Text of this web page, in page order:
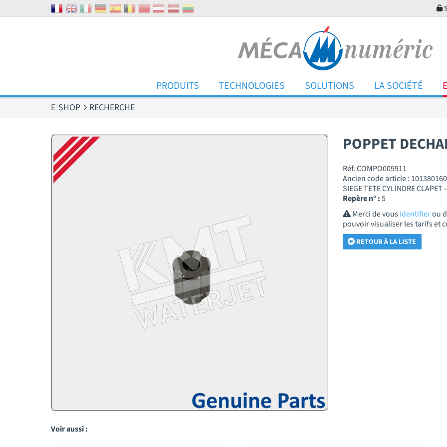
PRODUITS TECHNOLOGIES SOLUTIONS LA SOCIÉTÉ
E-SHOP RECHERCHE
POPPET
Réf. COMPO009911
Ancien code article : 101380160
SIEGE TETE CYLINDRE
Repère n° :5
Merci de vousidentifierou
pouvoir visualiser les tarifs et
RETOUR À LA LISTE
Voir aussi :
Panneau de gestion des cookies